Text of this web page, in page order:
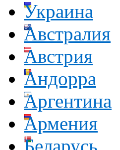
Украина
Австралия
Австрия
Андорра
Аргентина
Армения